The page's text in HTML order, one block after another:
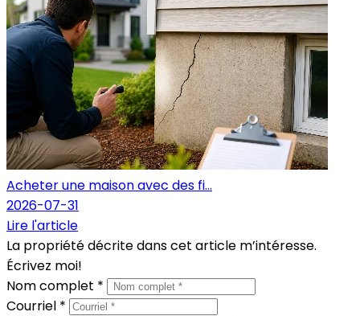
Acheter une maison avec des fi...
2026-07-31
Lire l'article
La propriété décrite dans cet article m’intéresse.
Écrivez moi!
Nom complet *
Courriel *